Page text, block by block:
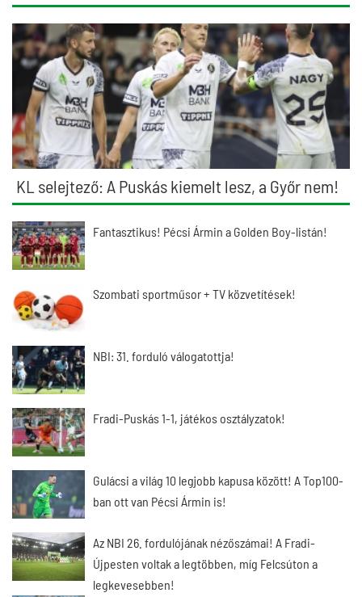
KL selejtező: A Puskás kiemelt lesz, a Győr nem!
Fantasztikus! Pécsi Ármin a Golden Boy-listán!
Szombati sportműsor + TV közvetítések!
NBI: 31. forduló válogatottja!
Fradi-Puskás 1-1, játékos osztályzatok!
Gulácsi a világ 10 legjobb kapusa között! A Top100-
ban ott van Pécsi Ármin is!
Az NBI 26. fordulójának nézőszámai! A Fradi-
Újpesten voltak a legtöbben, míg Felcsúton a
legkevesebben!